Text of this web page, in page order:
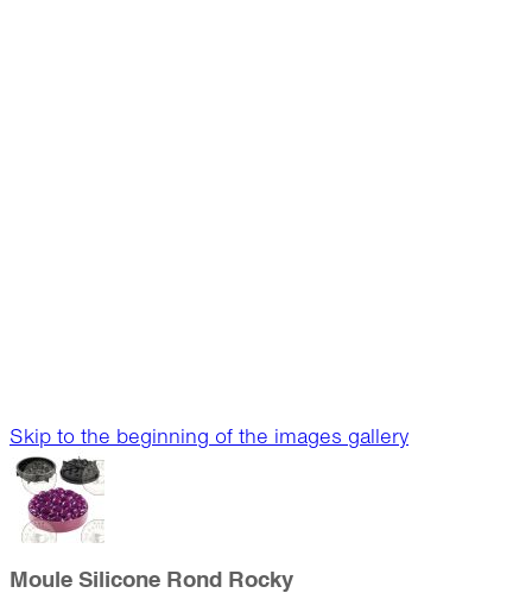
Skip to the beginning of the images gallery
Moule Silicone Rond Rocky